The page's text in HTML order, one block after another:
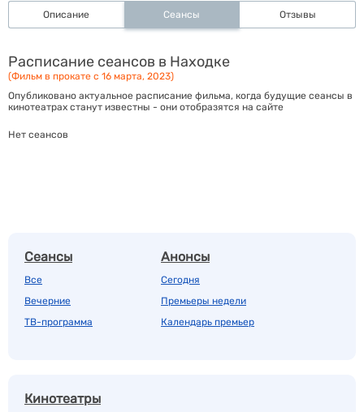
Описание Сеансы Отзывы
Расписание сеансов в Находке
(Фильм в прокате с 16 марта, 2023)
Опубликовано актуальное расписание фильма, когда будущие сеансы в
кинотеатрах станут известны - они отобразятся на сайте
Нет сеансов
Сеансы
Все
Вечерние
ТВ-программа
Анонсы
Сегодня
Премьеры недели
Календарь премьер
Кинотеатры